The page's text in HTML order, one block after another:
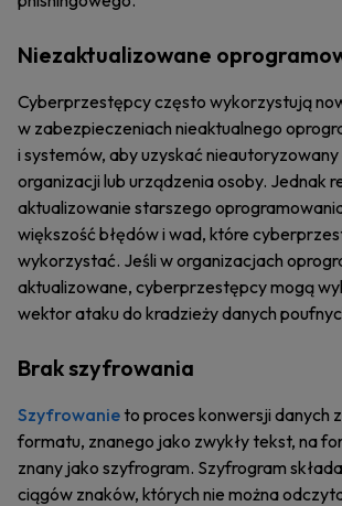
Niezaktualizowane
Cyberprzestępcy często wykorzystują
w zabezpieczeniach nieaktualnego
i systemów, aby uzyskać
organizacji lub urządzenia osoby. Jednak
aktualizowanie starszego
większość błędów i wad, które
wykorzystać. Jeśli w organizacjach
aktualizowane, cyberprzestępcy mogą
wektor ataku do kradzieży danych
Brak szyfrowania
Szyfrowanieto proces konwersji danych
formatu, znanego jako zwykły tekst, na
znany jako szyfrogram. Szyfrogram
ciągów znaków, których nie można